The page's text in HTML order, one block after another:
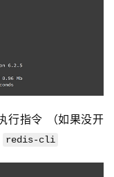
行指令 （如果没开
redis-cli